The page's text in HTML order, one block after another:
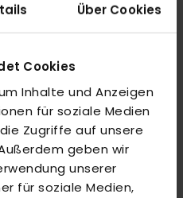
Über Cookies
Cookies
Inhalte und Anzeigen
für soziale Medien
Zugriffe auf unsere
geben wir
unserer
für soziale Medien,
Shirt mit Polokragen und
finish, AEROREADY,
hergestellt.
bzw. bedruckte Artikel
leider ausgeschlossen
Produkte handelt, können